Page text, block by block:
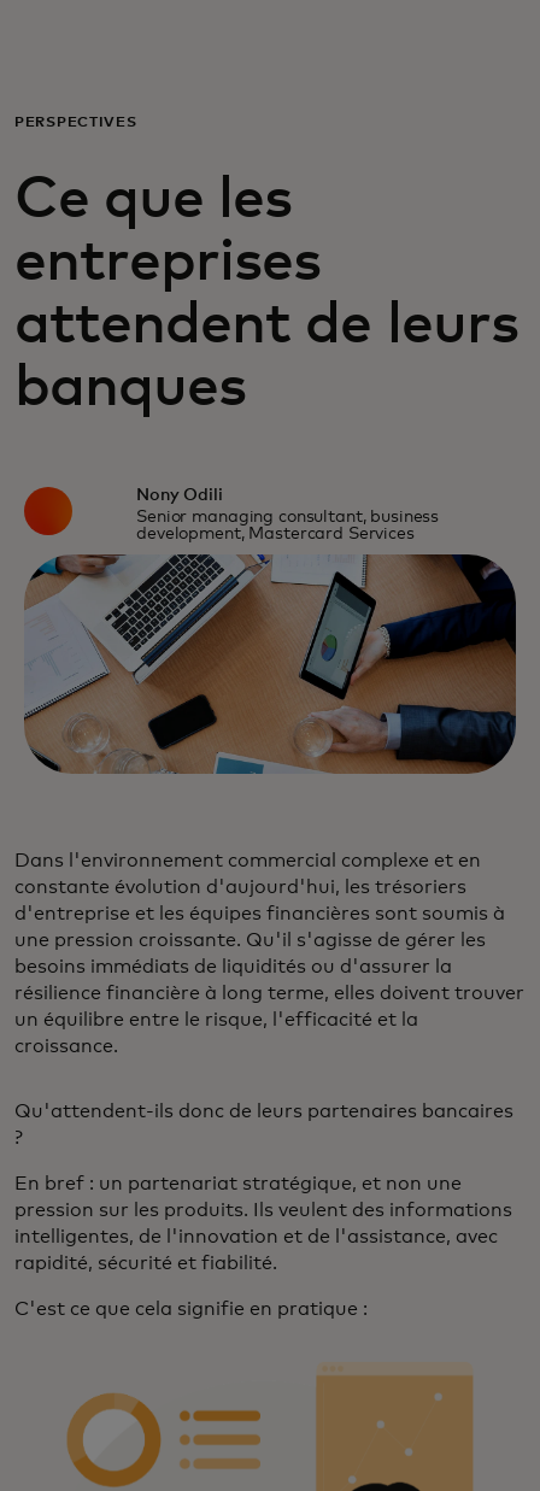
Pour les professionnels
Pour le monde
Pour les innovateurs
PERSPECTIVES
Ce que les
entreprises
attendent de leurs
banques
Nony Odili
Senior managing consultant, business
development, Mastercard Services
Dans l'environnement commercial complexe et en
constante évolution d'aujourd'hui, les trésoriers
d'entreprise et les équipes financières sont soumis à
une pression croissante. Qu'il s'agisse de gérer les
besoins immédiats de liquidités ou d'assurer la
résilience financière à long terme, elles doivent trouver
un équilibre entre le risque, l'efficacité et la
croissance.
Qu'attendent-ils donc de leurs partenaires bancaires
?
En bref : un partenariat stratégique, et non une
pression sur les produits. Ils veulent des informations
intelligentes, de l'innovation et de l'assistance, avec
rapidité, sécurité et fiabilité.
C'est ce que cela signifie en pratique :